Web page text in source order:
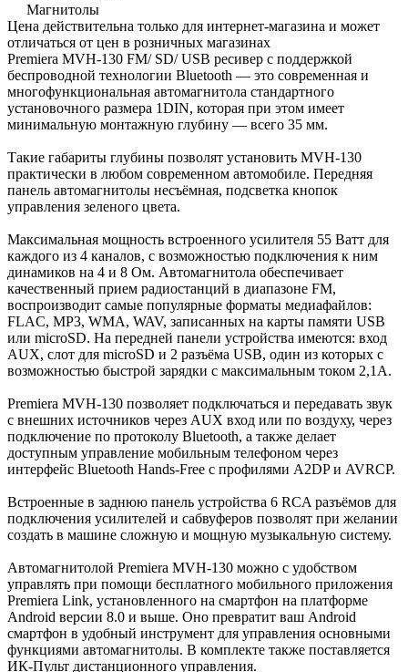
Магнитолы
Цена действительна только для интернет-магазина и может
отличаться от цен в розничных магазинах
Premiera MVH-130 FM/ SD/ USB ресивер с поддержкой
беспроводной технологии Bluetooth — это современная и
многофункциональная автомагнитола стандартного
установочного размера 1DIN, которая при этом имеет
минимальную монтажную глубину — всего 35 мм.
Такие габариты глубины позволят установить MVH-130
практически в любом современном автомобиле. Передняя
панель автомагнитолы несъёмная, подсветка кнопок
управления зеленого цвета.
Максимальная мощность встроенного усилителя 55 Ватт для
каждого из 4 каналов, с возможностью подключения к ним
динамиков на 4 и 8 Ом. Автомагнитола обеспечивает
качественный прием радиостанций в диапазоне FM,
воспроизводит самые популярные форматы медиафайлов:
FLAC, MP3, WMA, WAV, записанных на карты памяти USB
или microSD. На передней панели устройства имеются: вход
AUX, слот для microSD и 2 разъёма USB, один из которых с
возможностью быстрой зарядки с максимальным током 2,1А.
Premiera MVH-130 позволяет подключаться и передавать звук
с внешних источников через AUX вход или по воздуху, через
подключение по протоколу Bluetooth, а также делает
доступным управление мобильным телефоном через
интерфейс Bluetooth Hands-Free с профилями A2DP и AVRCP.
Встроенные в заднюю панель устройства 6 RCA разъёмов для
подключения усилителей и сабвуферов позволят при желании
создать в машине сложную и мощную музыкальную систему.
Автомагнитолой Premiera MVH-130 можно с удобством
управлять при помощи бесплатного мобильного приложения
Premiera Link, установленного на смартфон на платформе
Android версии 8.0 и выше. Оно превратит ваш Android
смартфон в удобный инструмент для управления основными
функциями автомагнитолы. В комплекте также поставляется
ИК-Пульт дистанционного управления.